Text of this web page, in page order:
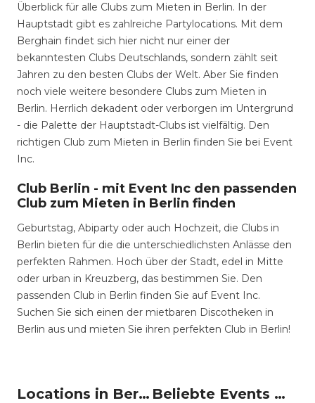
Überblick für alle Clubs zum Mieten in Berlin. In der
Hauptstadt gibt es zahlreiche Partylocations. Mit dem
Berghain findet sich hier nicht nur einer der
bekanntesten Clubs Deutschlands, sondern zählt seit
Jahren zu den besten Clubs der Welt. Aber Sie finden
noch viele weitere besondere Clubs zum Mieten in
Berlin. Herrlich dekadent oder verborgen im Untergrund
- die Palette der Hauptstadt-Clubs ist vielfältig. Den
richtigen Club zum Mieten in Berlin finden Sie bei Event
Inc.
Club Berlin - mit Event Inc den passenden
Club zum Mieten in Berlin finden
Geburtstag, Abiparty oder auch Hochzeit, die Clubs in
Berlin bieten für die die unterschiedlichsten Anlässe den
perfekten Rahmen. Hoch über der Stadt, edel in Mitte
oder urban in Kreuzberg, das bestimmen Sie. Den
passenden Club in Berlin finden Sie auf Event Inc.
Suchen Sie sich einen der mietbaren Discotheken in
Berlin aus und mieten Sie ihren perfekten Club in Berlin!
Locations in Berlin mieten Beliebte Events in Berlin